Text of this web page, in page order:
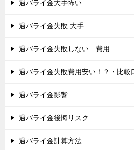
過バライ金大手怖い
過バライ金失敗 大手
過バライ金失敗しない 費用
過バライ金失敗費用安い！？・比較
過バライ金影響
過バライ金後悔リスク
過バライ金計算方法